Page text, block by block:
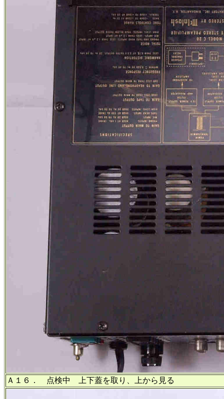
Ａ１６． 点検中 上下蓋を取り、上から見る